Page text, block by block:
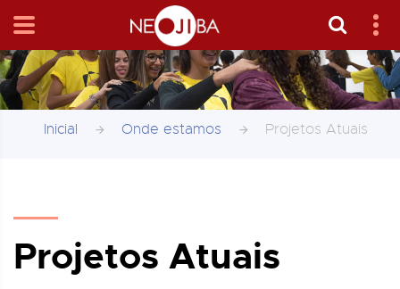
Inicial Onde estamos Projetos Atuais
Projetos Atuais